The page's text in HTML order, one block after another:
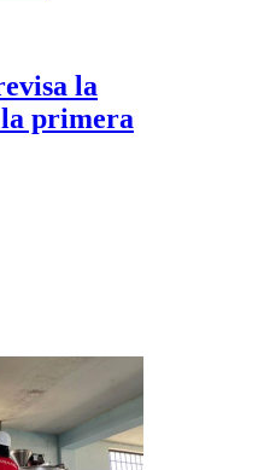
la
primera